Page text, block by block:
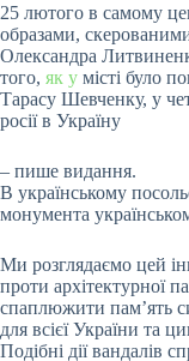
25 лютого в самому
образами,
Олександра
того, як у місті було
Тарасу Шевченку, у
росії в Україну
– пише видання.
В українському
монумента
Ми розглядаємо цей
проти архітектурної
спаплюжити пам’ять
для всієї України та
Подібні дії вандалів